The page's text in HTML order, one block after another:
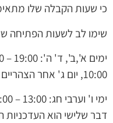
כי שעות הקבלה שלו
שימו לב לשעות הפתיחה
10:00, יום ג' אחר הצהריים סגור
ימי ו' וערבי חג: 13:00 – 10:00
דבר שלישי הוא העדכניות